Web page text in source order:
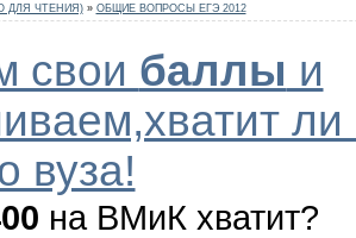
ДЛЯ ЧТЕНИЯ) » ОБЩИЕ ВОПРОСЫ ЕГЭ 2012
свои баллы и
ли
вуза!
на ВМиК хватит?